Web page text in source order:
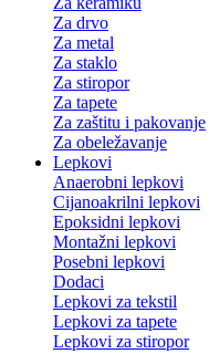
Za drvo
Za metal
Za staklo
Za stiropor
Za tapete
Za zaštitu i pakovanje
Za obeležavanje
Lepkovi
Anaerobni lepkovi
Cijanoakrilni lepkovi
Epoksidni lepkovi
Montažni lepkovi
Posebni lepkovi
Dodaci
Lepkovi za tekstil
Lepkovi za tapete
Lepkovi za stiropor